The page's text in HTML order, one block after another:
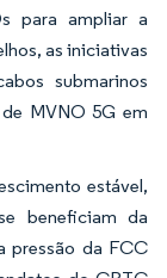
para ampliar a
as iniciativas
submarinos
MVNO 5G em
estável,
beneficiam da
pressão da FCC